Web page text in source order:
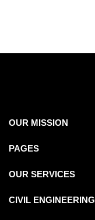
OUR MISSION
PAGES
OUR SERVICES
CIVIL ENGINEERING